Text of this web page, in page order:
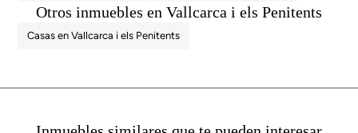
Otros inmuebles en Vallcarca i els Penitents
Casas en Vallcarca i els Penitents